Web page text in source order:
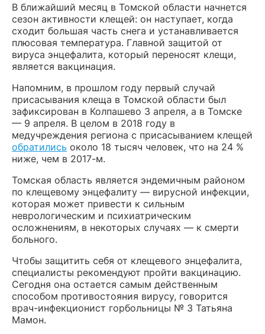
В ближайший месяц в Томской области начнется
сезон активности клещей: он наступает, когда
сходит большая часть снега и устанавливается
плюсовая температура. Главной защитой от
вируса энцефалита, который переносят клещи,
является вакцинация.
Напомним, в прошлом году первый случай
присасывания клеща в Томской области был
зафиксирован в Колпашево 3 апреля, а в Томске
— 9 апреля. В целом в 2018 году в
медучреждения региона с присасыванием клещей
обратились около 18 тысяч человек, что на 24 %
ниже, чем в 2017-м.
Томская область является эндемичным районом
по клещевому энцефалиту — вирусной инфекции,
которая может привести к сильным
неврологическим и психиатрическим
осложнениям, в некоторых случаях — к смерти
больного.
Чтобы защитить себя от клещевого энцефалита,
специалисты рекомендуют пройти вакцинацию.
Сегодня она остается самым действенным
способом противостояния вирусу, говорится
врач-инфекционист горбольницы № 3 Татьяна
Мамон.